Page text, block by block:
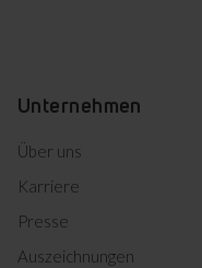
Unternehmen
Über uns
Karriere
Presse
Auszeichnungen